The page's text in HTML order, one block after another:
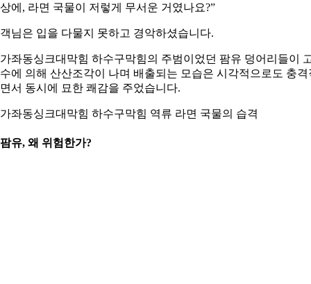
에, 라면 국물이 저렇게 무서운 거였나요?”
님은 입을 다물지 못하고 경악하셨습니다.
좌동싱크대막힘 하수구막힘의 주범이었던 팜유 덩어리들이
에 의해 산산조각이 나며 배출되는 모습은 시각적으로도 충격
서 동시에 묘한 쾌감을 주었습니다.
좌동싱크대막힘 하수구막힘 역류 라면 국물의 습격
유, 왜 위험한가?